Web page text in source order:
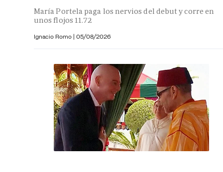
María Portela paga los nervios del debut y corre en
unos flojos 11.72
Ignacio Romo | 05/08/2026